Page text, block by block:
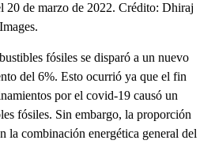
20 de marzo de 2022. Crédito: Dhiraj
fósiles se disparó a un nuevo
del 6%. Esto ocurrió ya que el fin
por el covid-19 causó un
fósiles. Sin embargo, la proporción
la combinación energética general del